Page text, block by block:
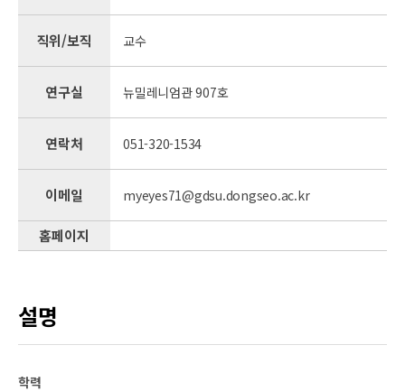
직위/보직 교수
연구실 뉴밀레니엄관 907호
연락처 051-320-1534
이메일 myeyes71@gdsu.dongseo.ac.kr
홈페이지
설명
학력